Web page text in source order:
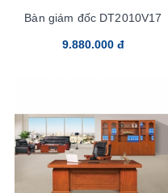
Bàn giám đốc DT2010V17
9.880.000 đ